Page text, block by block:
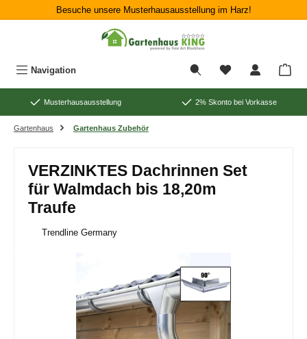
Zum Hauptinhalt springenBesuche unsere Musterhausausstellung im Harz!
Navigation
Musterhausausstellung 2% Skonto bei Vorkasse
Gartenhaus Gartenhaus Zubehör
VERZINKTES Dachrinnen Set
für Walmdach bis 18,20m
Traufe
Trendline Germany